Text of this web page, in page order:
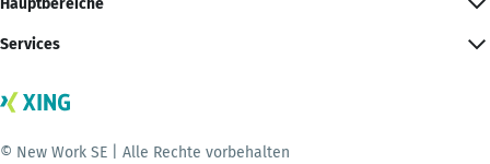
Services
© New Work SE | Alle Rechte vorbehalten